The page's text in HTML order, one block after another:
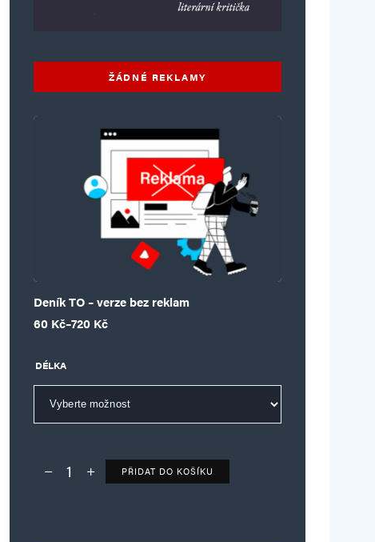
ŽÁDNÉ REKLAMY
Deník TO – verze bez reklam
60 Kč–720 Kč
Rozpětí cen: 60 Kč až 720 Kč
DÉLKA
Deník TO – verze bez reklam množství
PŘIDAT DO KOŠÍKU